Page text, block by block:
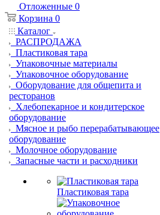
Отложенные 0
Корзина 0
Каталог
РАСПРОДАЖА
Пластиковая тара
Упаковочные материалы
Упаковочное оборудование
Оборудование для общепита и
ресторанов
Хлебопекарное и кондитерское
оборудование
Мясное и рыбо перерабатывающее
оборудование
Молочное оборудование
Запасные части и расходники
Пластиковая тара